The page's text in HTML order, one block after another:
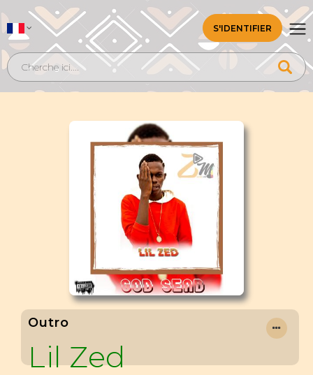
S'IDENTIFIER
Outro
Lil Zed